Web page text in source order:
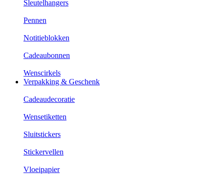
Sleutelhangers
Pennen
Notitieblokken
Cadeaubonnen
Wenscirkels
Verpakking & Geschenk
Cadeaudecoratie
Wensetiketten
Sluitstickers
Stickervellen
Vloeipapier